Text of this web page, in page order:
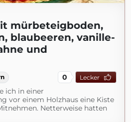
mürbeteigboden,
blaubeeren, vanille-
und
0 Lecker
ich in einer
vor einem Holzhaus eine Kiste
Netterweise hatten